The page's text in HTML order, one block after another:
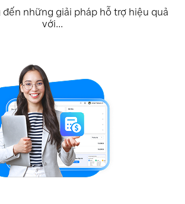
đến những giải pháp hỗ trợ hiệu quả
với...